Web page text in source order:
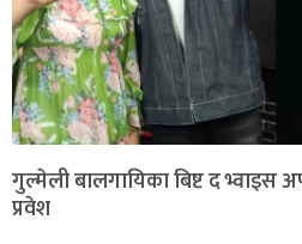
गुल्मेली बालगायिका बिष्ट द
प्रवेश